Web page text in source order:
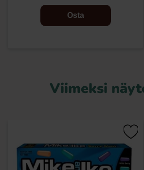
Osta
Viimeksi